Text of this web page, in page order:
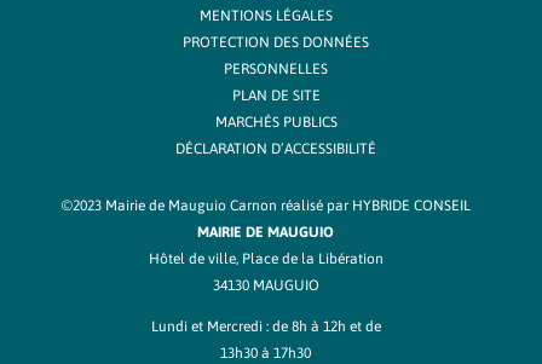
MENTIONS LÉGALES
PROTECTION DES DONNÉES
PERSONNELLES
PLAN DE SITE
MARCHÉS PUBLICS
DÉCLARATION D’ACCESSIBILITÉ
©2023 Mairie de Mauguio Carnon réalisé par HYBRIDE CONSEIL
MAIRIE DE MAUGUIO
Hôtel de ville, Place de la Libération
34130 MAUGUIO
Lundi et Mercredi : de 8h à 12h et de
13h30 à 17h30